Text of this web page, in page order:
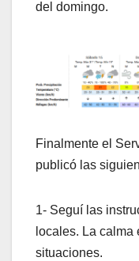
del domingo.
Finalmente el
publicó las
1- Seguí las
locales. La calma
situaciones.